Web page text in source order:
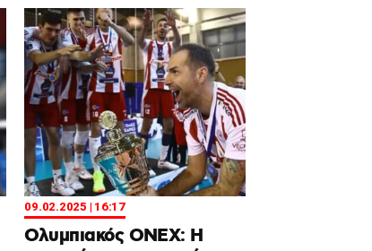
ήττα από τον Μίλωνα.
09.02.2025 | 16:17
Ολυμπιακός ΟΝΕΧ: Η